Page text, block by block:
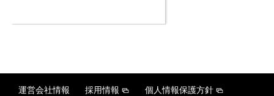
運営会社情報 採用情報 個人情報保護方針